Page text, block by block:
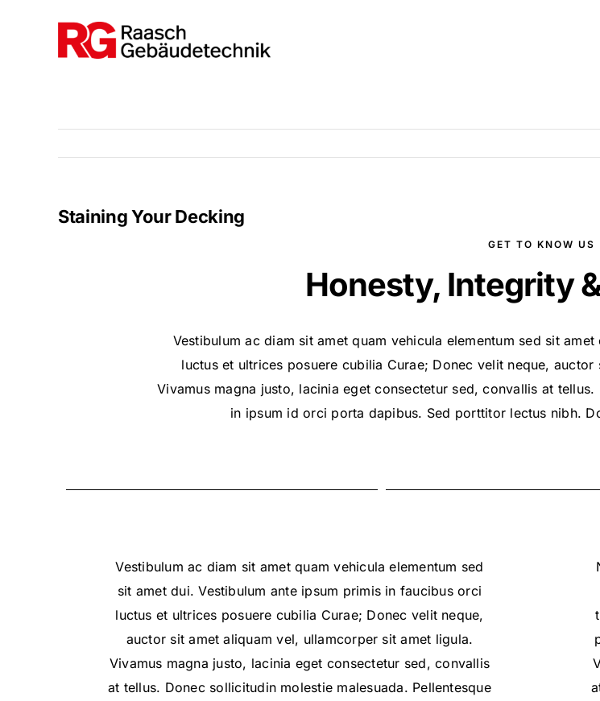
Staining Your Decking
GET TO KNOW US
Honesty, Integrity
Vestibulum ac diam sit amet quam vehicula elementum sed sit
luctus et ultrices posuere cubilia Curae; Donec velit neque,
Vivamus magna justo, lacinia eget consectetur sed, convallis at
in ipsum id orci porta dapibus. Sed porttitor lectus nibh.
Vestibulum ac diam sit amet quam vehicula elementum sed
sit amet dui. Vestibulum ante ipsum primis in faucibus orci
luctus et ultrices posuere cubilia Curae; Donec velit neque,
auctor sit amet aliquam vel, ullamcorper sit amet ligula.
Vivamus magna justo, lacinia eget consectetur sed, convallis
at tellus. Donec sollicitudin molestie malesuada. Pellentesque